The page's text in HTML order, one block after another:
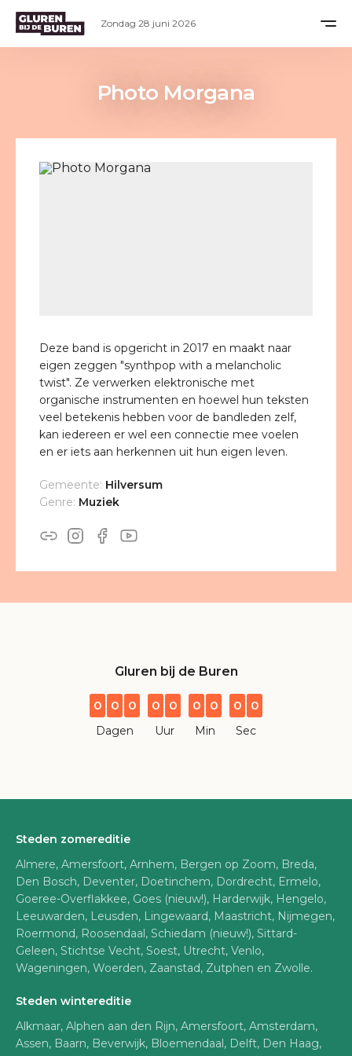
Photo Morgana
Deze band is opgericht in 2017 en maakt naar
eigen zeggen "synthpop with a melancholic
twist". Ze verwerken elektronische met
organische instrumenten en hoewel hun teksten
veel betekenis hebben voor de bandleden zelf,
kan iedereen er wel een connectie mee voelen
en er iets aan herkennen uit hun eigen leven.
Gemeente: Hilversum
Genre: Muziek
Gluren bij de Buren
0 0 0
Dagen
0 0
Uur
0 0
Min
0 0
Sec
Steden zomereditie
Almere, Amersfoort, Arnhem, Bergen op Zoom, Breda,
Den Bosch, Deventer, Doetinchem, Dordrecht, Ermelo,
Goeree-Overflakkee, Goes (nieuw!), Harderwijk, Hengelo,
Leeuwarden, Leusden, Lingewaard, Maastricht, Nijmegen,
Roermond, Roosendaal, Schiedam (nieuw!), Sittard-
Geleen, Stichtse Vecht, Soest, Utrecht, Venlo,
Wageningen, Woerden, Zaanstad, Zutphen en Zwolle.
Steden wintereditie
Alkmaar, Alphen aan den Rijn, Amersfoort, Amsterdam,
Assen, Baarn, Beverwijk, Bloemendaal, Delft, Den Haag,
Zondag 28 juni 2026